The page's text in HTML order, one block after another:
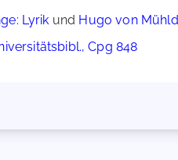
Lyrik und Hugo von
Cpg 848